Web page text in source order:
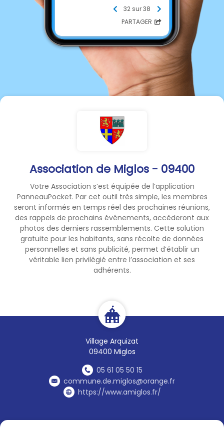
Association de Miglos - 09400
Votre Association s’est équipée de l’application
PanneauPocket. Par cet outil très simple, les membres
seront informés en temps réel des prochaines réunions,
des rappels de prochains événements, accèderont aux
photos des derniers rassemblements. Cette solution
gratuite pour les habitants, sans récolte de données
personnelles et sans publicité, permet d’établir un
véritable lien privilégié entre l’association et ses
adhérents.
Village Arquizat
09400 Miglos
05 61 05 50 15
commune.de.miglos@orange.fr
https://www.amiglos.fr/
32 sur 38
PARTAGER